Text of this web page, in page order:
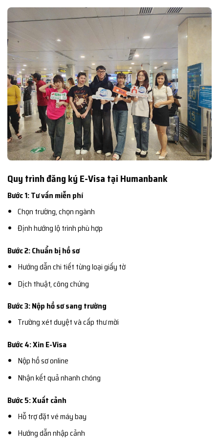
Quy trình đăng ký E-Visa tại Humanbank
Bước 1: Tư vấn miễn phí
Chọn trường, chọn ngành
Định hướng lộ trình phù hợp
Bước 2: Chuẩn bị hồ sơ
Hướng dẫn chi tiết từng loại giấy tờ
Dịch thuật, công chứng
Bước 3: Nộp hồ sơ sang trường
Trường xét duyệt và cấp thư mời
Bước 4: Xin E-Visa
Nộp hồ sơ online
Nhận kết quả nhanh chóng
Bước 5: Xuất cảnh
Hỗ trợ đặt vé máy bay
Hướng dẫn nhập cảnh